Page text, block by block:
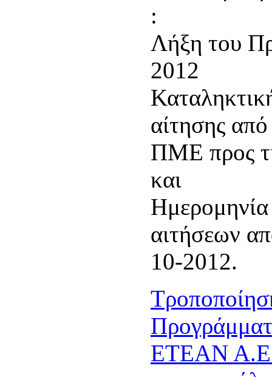
:
Λήξη του
2012
αίτησης
ΠΜΕ προς
και
αιτήσεων
10-2012.
ΕΤΕΑΝ Α.Ε.